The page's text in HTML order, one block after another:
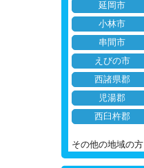
延岡市
小林市
串間市
えびの市
西諸県郡
児湯郡
西臼杵郡
その他の地域の